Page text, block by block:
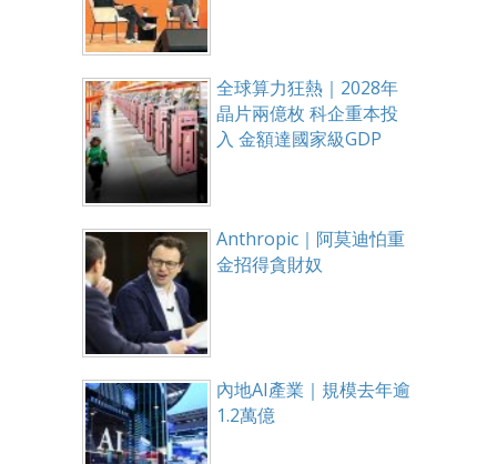
全球算力狂熱｜2028年
晶片兩億枚 科企重本投
入 金額達國家級GDP
Anthropic｜阿莫迪怕重
金招得貪財奴
內地AI產業｜規模去年逾
1.2萬億